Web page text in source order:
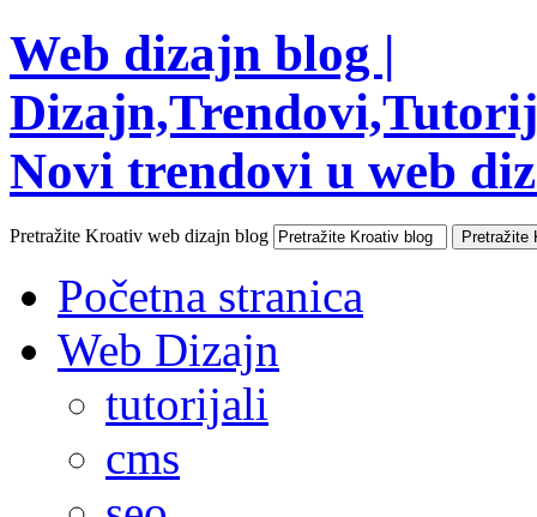
Web dizajn blog |
Novi trendovi u web
Pretražite Kroativ web dizajn blog
Početna stranica
Web Dizajn
tutorijali
cms